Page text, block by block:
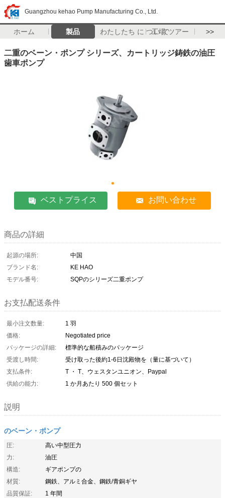
Guangzhou kehao Pump Manufacturing Co., Ltd.
ホーム 製品 わたしたち に つい て工場 ツアー >>
二重のベーン・ポンプ シリーズ、カートリッジ鋳鉄の油圧
歯車ポンプ
ベストプライス お問い合わせ
商品の詳細
起源の場所:
中国
ブランド名:
KE HAO
モデル番号:
SQPのシリーズ二重ポンプ
お支払配送条件
最小注文数量:
1 羽
価格:
Negotiated price
パッケージの詳細:
標準的な船積みのパッケージ
受渡し時間:
受け取った後約1-6日沈殿物を（量に基づいて）
支払条件:
T ・ T、ウェスタンユニオン、Paypal
供給の能力:
1 か月あたり 500 個セット
説明
のベーン・ポンプ
圧:
高い中型圧力
力:
油圧
構造:
ギアポンプの
材質:
鋼鉄、アルミ合金、鋼鉄/青銅ギヤ
品質保証:
1 年間